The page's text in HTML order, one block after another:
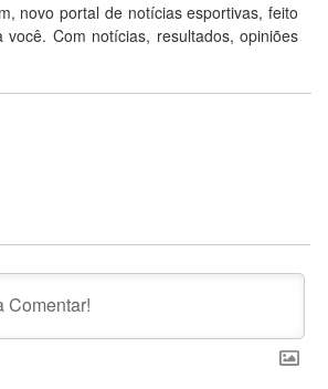
novo portal de notícias esportivas, feito
você. Com notícias, resultados, opiniões